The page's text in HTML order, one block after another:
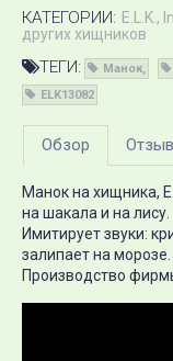
КАТЕГОРИИ: E.L.K.,
других хищников
ТЕГИ: Манок
ELK13082
Обзор
Манок на хищника,
на шакала и на лису.
Имитирует звуки:
залипает на морозе.
Производство